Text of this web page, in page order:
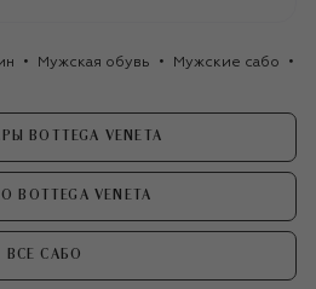
Мужская обувь Мужские сабо
BOTTEGA VENETA
BOTTEGA VENETA
ВСЕ САБО